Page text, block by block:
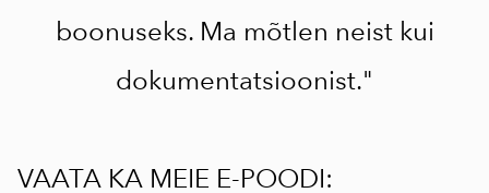
boonuseks. Ma mõtlen neist kui
dokumentatsioonist."
VAATA KA MEIE E-POODI: